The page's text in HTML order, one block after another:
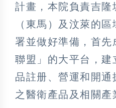
計畫，本院負責吉隆
（東馬）及汶萊的
署並做好準備，首先
聯盟」的大平台，建
品註册、營運和開
之醫衛產品及相關產